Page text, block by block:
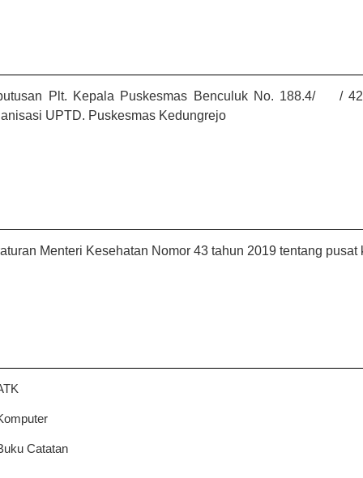
Plt. Kepala Puskesmas Benculuk No. 188.4/
/
UPTD. Puskesmas Kedungrejo
Menteri Kesehatan Nomor 43 tahun 2019 tentang
Catatan